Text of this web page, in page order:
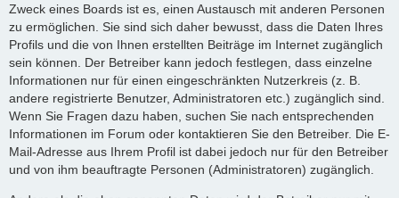
Zweck eines Boards ist es, einen Austausch mit anderen Personen
zu ermöglichen. Sie sind sich daher bewusst, dass die Daten Ihres
Profils und die von Ihnen erstellten Beiträge im Internet zugänglich
sein können. Der Betreiber kann jedoch festlegen, dass einzelne
Informationen nur für einen eingeschränkten Nutzerkreis (z. B.
andere registrierte Benutzer, Administratoren etc.) zugänglich sind.
Wenn Sie Fragen dazu haben, suchen Sie nach entsprechenden
Informationen im Forum oder kontaktieren Sie den Betreiber. Die E-
Mail-Adresse aus Ihrem Profil ist dabei jedoch nur für den Betreiber
und von ihm beauftragte Personen (Administratoren) zugänglich.